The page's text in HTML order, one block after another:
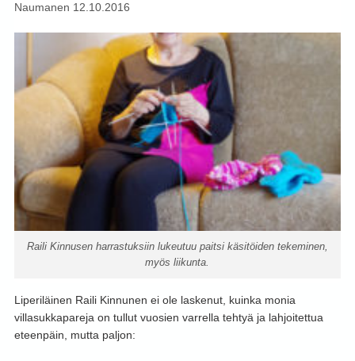
Naumanen 12.10.2016
Raili Kinnusen harrastuksiin lukeutuu paitsi käsitöiden tekeminen,
myös liikunta.
Liperiläinen Raili Kinnunen ei ole laskenut, kuinka monia
villasukkapareja on tullut vuosien varrella tehtyä ja lahjoitettua
eteenpäin, mutta paljon: